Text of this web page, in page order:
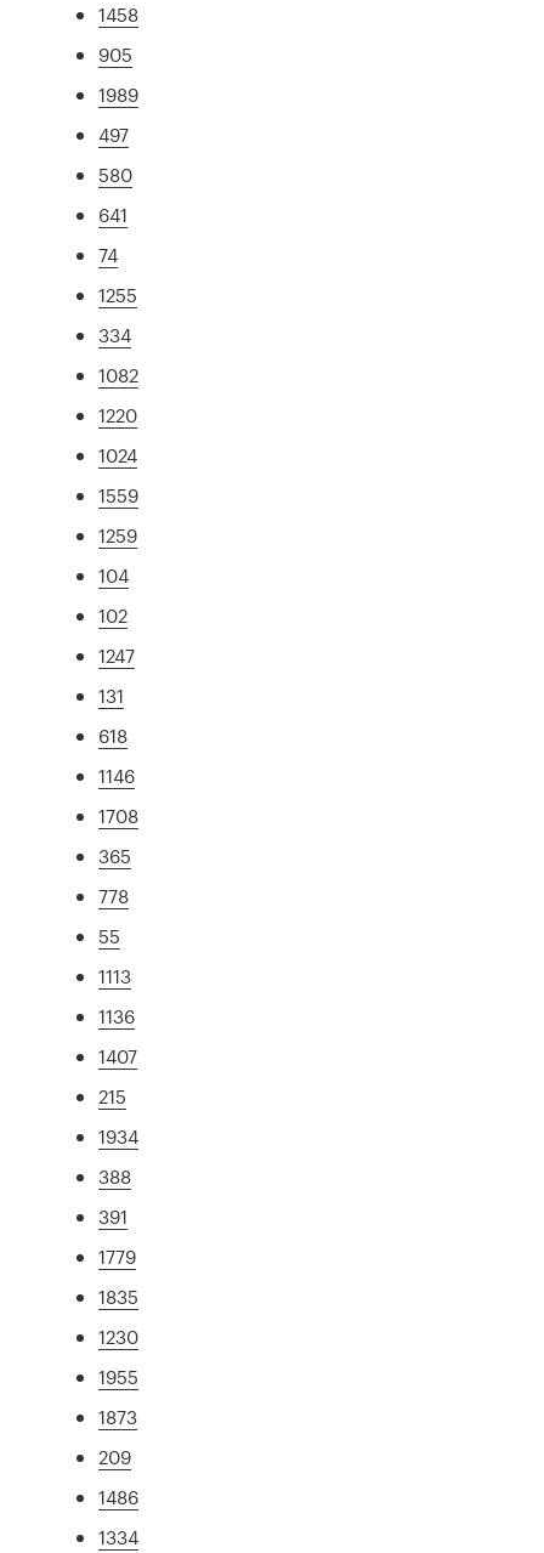
1458
905
1989
497
580
641
74
1255
334
1082
1220
1024
1559
1259
104
102
1247
131
618
1146
1708
365
778
55
1113
1136
1407
215
1934
388
391
1779
1835
1230
1955
1873
209
1486
1334